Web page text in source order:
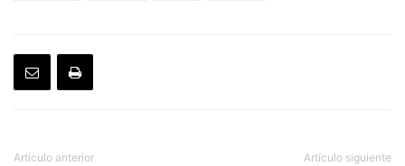
Artículo anterior Artículo siguiente